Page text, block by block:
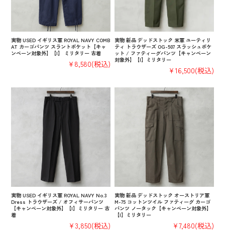
実物 USED イギリス軍 ROYAL NAVY COMB
AT カーゴパンツ スラントポケット【キャ
ンペーン対象外】【I】 ミリタリー 古着
¥8,580(税込)
実物 新品 デッドストック 米軍 ユーティリ
ティ トラウザーズ OG-507 スラッシュポケ
ット / ファティーグパンツ【キャンペーン
対象外】【I】ミリタリー
¥16,500(税込)
実物 USED イギリス軍 ROYAL NAVY No.3
Dress トラウザーズ / オフィサーパンツ
【キャンペーン対象外】【I】ミリタリー 古
着
¥3,850(税込)
実物 新品 デッドストック オーストリア軍
M-75 コットンツイル ファティーグ カーゴ
パンツ ノータック【キャンペーン対象外】
【I】ミリタリー
¥7,480(税込)